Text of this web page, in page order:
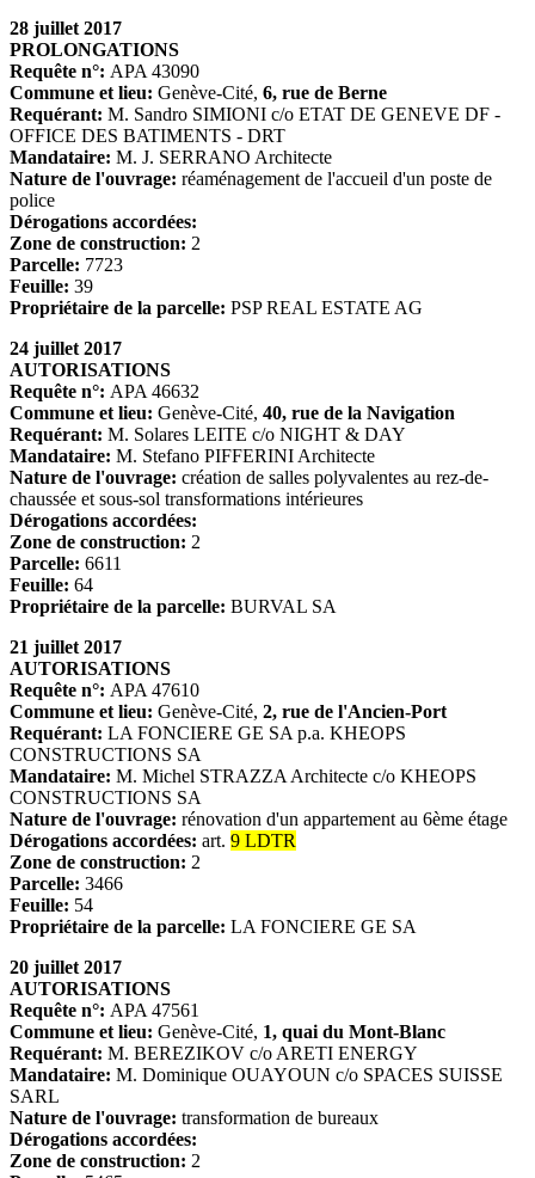
28 juillet 2017
PROLONGATIONS
Requête n°: APA 43090
Commune et lieu: Genève-Cité, 6, rue de Berne
Requérant: M. Sandro SIMIONI c/o ETAT DE GENEVE DF -
OFFICE DES BATIMENTS - DRT
Mandataire: M. J. SERRANO Architecte
Nature de l'ouvrage: réaménagement de l'accueil d'un poste de
police
Dérogations accordées:
Zone de construction: 2
Parcelle: 7723
Feuille: 39
Propriétaire de la parcelle: PSP REAL ESTATE AG
24 juillet 2017
AUTORISATIONS
Requête n°: APA 46632
Commune et lieu: Genève-Cité, 40, rue de la Navigation
Requérant: M. Solares LEITE c/o NIGHT & DAY
Mandataire: M. Stefano PIFFERINI Architecte
Nature de l'ouvrage: création de salles polyvalentes au rez-de-
chaussée et sous-sol transformations intérieures
Dérogations accordées:
Zone de construction: 2
Parcelle: 6611
Feuille: 64
Propriétaire de la parcelle: BURVAL SA
21 juillet 2017
AUTORISATIONS
Requête n°: APA 47610
Commune et lieu: Genève-Cité, 2, rue de l'Ancien-Port
Requérant: LA FONCIERE GE SA p.a. KHEOPS
CONSTRUCTIONS SA
Mandataire: M. Michel STRAZZA Architecte c/o KHEOPS
CONSTRUCTIONS SA
Nature de l'ouvrage: rénovation d'un appartement au 6ème étage
Dérogations accordées: art. 9 LDTR
Zone de construction: 2
Parcelle: 3466
Feuille: 54
Propriétaire de la parcelle: LA FONCIERE GE SA
20 juillet 2017
AUTORISATIONS
Requête n°: APA 47561
Commune et lieu: Genève-Cité, 1, quai du Mont-Blanc
Requérant: M. BEREZIKOV c/o ARETI ENERGY
Mandataire: M. Dominique OUAYOUN c/o SPACES SUISSE
SARL
Nature de l'ouvrage: transformation de bureaux
Dérogations accordées:
Zone de construction: 2